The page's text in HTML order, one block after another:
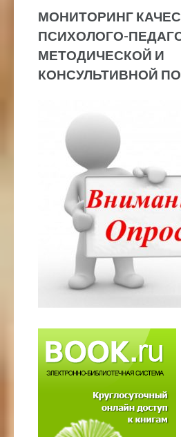
МОНИТОРИНГ
ПСИХОЛОГО-
МЕТОДИЧЕСКОЙ И
КОНСУЛЬТИВНОЙ